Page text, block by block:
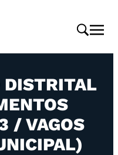
DISTRITAL
/ VAGOS